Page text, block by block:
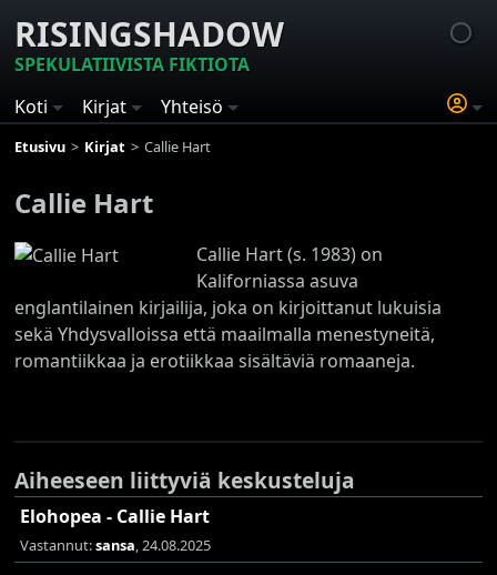
RISINGSHADOW
SPEKULATIIVISTA FIKTIOTA
Koti
Kirjat Yhteisö
Etusivu Kirjat Callie Hart
Callie Hart
Callie Hart (s. 1983) on
Kaliforniassa asuva
englantilainen kirjailija, joka on kirjoittanut lukuisia
sekä Yhdysvalloissa että maailmalla menestyneitä,
romantiikkaa ja erotiikkaa sisältäviä romaaneja.
Aiheeseen liittyviä keskusteluja
Elohopea - Callie Hart
Vastannut:sansa , 24.08.2025